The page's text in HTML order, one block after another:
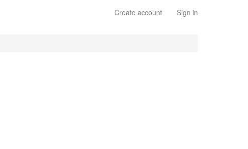
Create account Sign in